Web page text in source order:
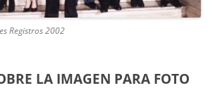
Registros 2002
LA IMAGEN PARA FOTO